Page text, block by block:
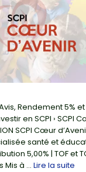
Rendement 5%
en SCPI › SCPI
SCPI Cœur
santé et
5,00% | TOF et
Mis à … Lire la suite